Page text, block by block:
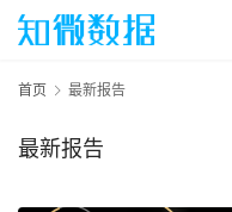
首页 最新报告
最新报告